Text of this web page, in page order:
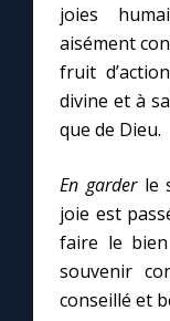
joies
aisément
fruit
divine et à
que de Dieu.
En garderle
joie est
faire le
souvenir
conseillé et